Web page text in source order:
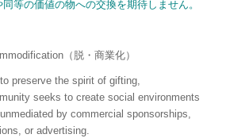
同等の価値の物への交換を期待しません。
（脱・商業化）
to preserve the spirit of gifting,
seeks to create social environments
by commercial sponsorships,
or advertising.